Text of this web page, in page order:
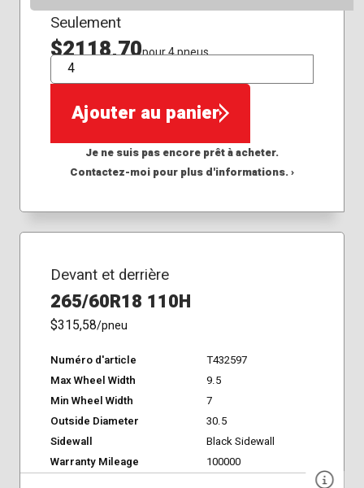
Seulement
$2118,70pour 4 pneus
QTÉ
Ajouter au panier
Je ne suis pas encore prêt à acheter.
Contactez-moi pour plus d'informations. ›
Devant et derrière
265/60R18 110H
$315,58/pneu
Numéro d'article
T432597
Max Wheel Width
9.5
Min Wheel Width
7
Outside Diameter
30.5
Sidewall
Black Sidewall
Warranty Mileage
100000